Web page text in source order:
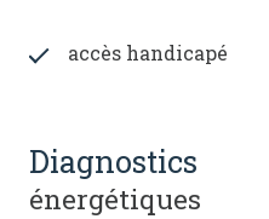
accès handicapé
diagnostics
énergétiques